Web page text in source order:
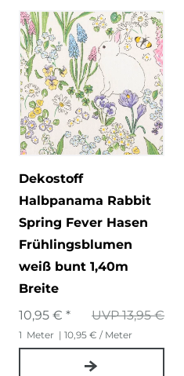
Dekostoff
Halbpanama Rabbit
Spring Fever Hasen
Frühlingsblumen
weiß bunt 1,40m
Breite
UVP 13,95 €
10,95 € *
1 Meter | 10,95 € / Meter